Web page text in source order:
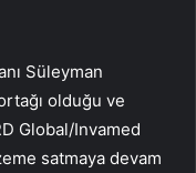
Süleyman
olduğu ve
Global/Invamed
satmaya devam